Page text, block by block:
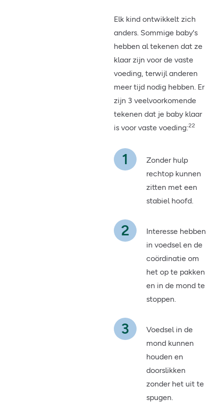
Elk kind ontwikkelt zich
anders. Sommige baby's
hebben al tekenen dat ze
klaar zijn voor de vaste
voeding, terwijl anderen
meer tijd nodig hebben. Er
zijn 3 veelvoorkomende
tekenen dat je baby klaar
is voor vaste voeding:22
Zonder hulp
rechtop kunnen
zitten met een
stabiel hoofd.
Interesse hebben
in voedsel en de
coördinatie om
het op te pakken
en in de mond te
stoppen.
Voedsel in de
mond kunnen
houden en
doorslikken
zonder het uit te
spugen.